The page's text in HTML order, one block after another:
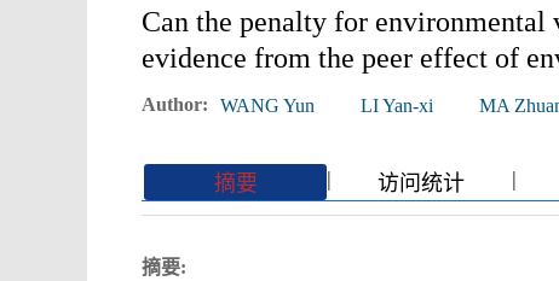
Can the penalty for environmental
evidence from the peer effect of
Author: WANG Yun LI Yan-xi MA
摘要 || 访问统计 ||
摘要: